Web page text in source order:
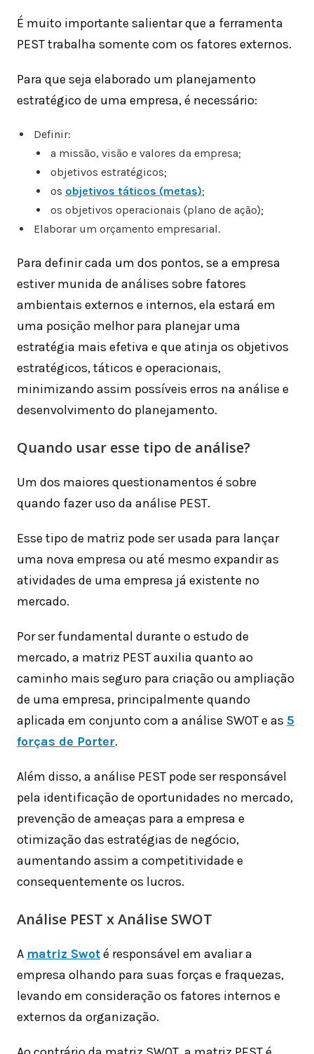
É muito importante salientar que a ferramenta
PEST trabalha somente com os fatores externos.
Para que seja elaborado um planejamento
estratégico de uma empresa, é necessário:
Definir:
a missão, visão e valores da empresa;
objetivos estratégicos;
os objetivos táticos (metas);
os objetivos operacionais (plano de ação);
Elaborar um orçamento empresarial.
Para definir cada um dos pontos, se a empresa
estiver munida de análises sobre fatores
ambientais externos e internos, ela estará em
uma posição melhor para planejar uma
estratégia mais efetiva e que atinja os objetivos
estratégicos, táticos e operacionais,
minimizando assim possíveis erros na análise e
desenvolvimento do planejamento.
Quando usar esse tipo de análise?
Um dos maiores questionamentos é sobre
quando fazer uso da análise PEST.
Esse tipo de matriz pode ser usada para lançar
uma nova empresa ou até mesmo expandir as
atividades de uma empresa já existente no
mercado.
Por ser fundamental durante o estudo de
mercado, a matriz PEST auxilia quanto ao
caminho mais seguro para criação ou ampliação
de uma empresa, principalmente quando
aplicada em conjunto com a análise SWOT e as 5
forças de Porter.
Além disso, a análise PEST pode ser responsável
pela identificação de oportunidades no mercado,
prevenção de ameaças para a empresa e
otimização das estratégias de negócio,
aumentando assim a competitividade e
consequentemente os lucros.
Análise PEST x Análise SWOT
A matriz Swoté responsável em avaliar a
empresa olhando para suas forças e fraquezas,
levando em consideração os fatores internos e
externos da organização.